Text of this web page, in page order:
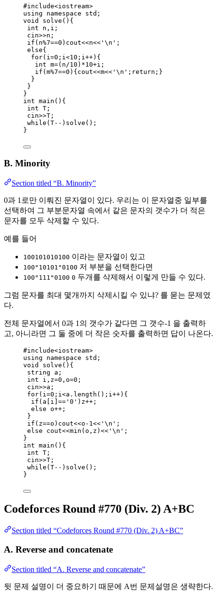
#include<iostream>
using namespace std;
void
solve (){
int n,i;
cin>>n;
if (n%7==0 )cout<<n<< ' \n ' ;
else{
for(i=0 ;i<10 ;i++){
int m=(n/10 ) *10+i;
if (m%7==0 ){cout<<m<< ' \n ' ; return ;}
}
}
}
int main (){
int T;
cin>>T;
while (T-- ) solve() ;
}
B. Minority
Section titled “B. Minority”
0과 1로만 이뤄진 문자열이 있다. 우리는 이 문자열중 일부를
선택하여 그 부분문자열 속에서 같은 문자의 갯수가 더 적은
문자를 모두 삭제할 수 있다.
예를 들어
100101010100 이라는 문자열이 있고
100"10101"0100 저 부분을 선택한다면
100"111"0100 0 두개를 삭제해서 이렇게 만들 수 있다.
그럼 문자를 최대 몇개까지 삭제시킬 수 있냐? 를 묻는 문제였
다.
전체 문자열에서 0과 1의 갯수가 같다면 그 갯수-1 을 출력하
고, 아니라면 그 둘 중에 더 작은 숫자를 출력하면 답이 나온다.
#include<iostream>
using namespace std;
void
solve (){
string a;
int i,z=0 ,o=0 ;
cin>>a;
for(i =0 ;i <a . length ();i ++){
if ( a [i] == ' 0 ' )z++ ;
else o++ ;
}
if (z==o)cout<<o - 1 << ' \n ' ;
else cout<<min(o,z) << ' \n ' ;
}
int main (){
int T;
cin>>T;
while (T-- ) solve() ;
}
Codeforces Round #770 (Div. 2) A+BC
Section titled “Codeforces Round #770 (Div. 2) A+BC”
A. Reverse and concatenate
Section titled “A. Reverse and concatenate”
뒷 문제 설명이 더 중요하기 때문에 A번 문제설명은 생략한다.